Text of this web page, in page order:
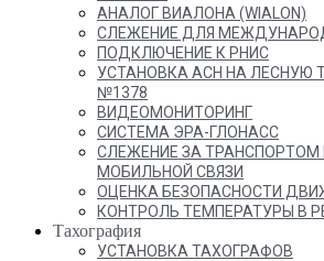
АНАЛОГ ВИАЛОНА (WIALON)
СЛЕЖЕНИЕ ДЛЯ
ПОДКЛЮЧЕНИЕ К РНИС
УСТАНОВКА АСН НА ЛЕСНУЮ
№1378
ВИДЕОМОНИТОРИНГ
СИСТЕМА ЭРА-ГЛОНАСС
СЛЕЖЕНИЕ ЗА ТРАНСПОРТОМ
МОБИЛЬНОЙ СВЯЗИ
ОЦЕНКА БЕЗОПАСНОСТИ
КОНТРОЛЬ ТЕМПЕРАТУРЫ В
Тахография
УСТАНОВКА ТАХОГРАФОВ